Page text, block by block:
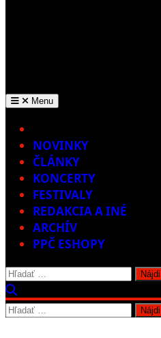
Menu
NOVINKY
ČLÁNKY
KONCERTY
FESTIVALY
REDAKCIA A INÉ
ARCHÍV
PPČ ESHOPY
Hľadať:
Hľadať: